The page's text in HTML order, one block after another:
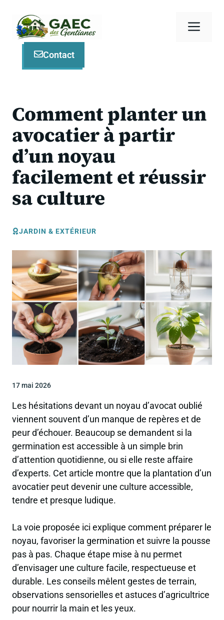
contenu
Contact
Comment planter un
avocatier à partir
d’un noyau
facilement et réussir
sa culture
JARDIN & EXTÉRIEUR
17 mai 2026
Les hésitations devant un noyau d’avocat oublié
viennent souvent d’un manque de repères et de
peur d’échouer. Beaucoup se demandent si la
germination est accessible à un simple brin
d’attention quotidienne, ou si elle reste affaire
d’experts. Cet article montre que la plantation d’un
avocatier peut devenir une culture accessible,
tendre et presque ludique.
La voie proposée ici explique comment préparer le
noyau, favoriser la germination et suivre la pousse
pas à pas. Chaque étape mise à nu permet
d’envisager une culture facile, respectueuse et
durable. Les conseils mêlent gestes de terrain,
observations sensorielles et astuces d’agricultrice
pour nourrir la main et les yeux.